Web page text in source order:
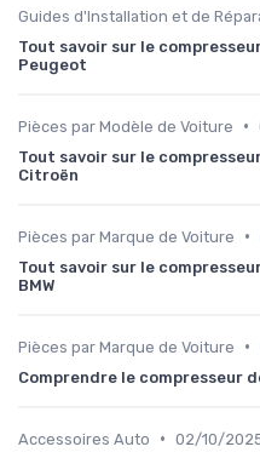
Guides d'Installation et de
Tout savoir sur le
Peugeot
Pièces par Modèle de Voiture •
Tout savoir sur le
Citroën
Pièces par Marque de Voiture •
Tout savoir sur le
BMW
Pièces par Marque de Voiture •
Comprendre le compresseur
Accessoires Auto • 02/10/